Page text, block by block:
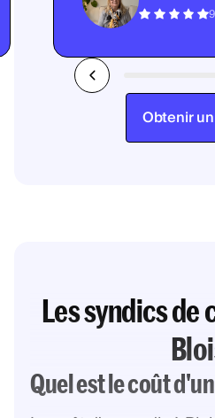
Obtenir
Les syndics
Quel est le coût